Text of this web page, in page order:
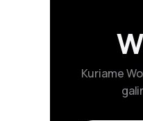
Kuriame